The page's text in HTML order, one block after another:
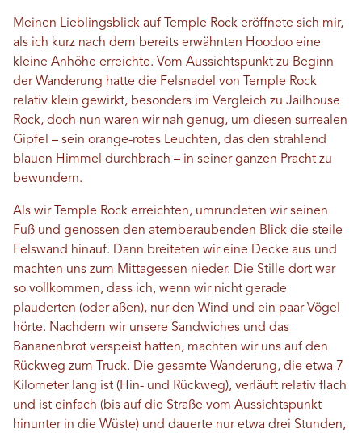
Meinen Lieblingsblick auf Temple Rock eröffnete sich mir,
als ich kurz nach dem bereits erwähnten Hoodoo eine
kleine Anhöhe erreichte. Vom Aussichtspunkt zu Beginn
der Wanderung hatte die Felsnadel von Temple Rock
relativ klein gewirkt, besonders im Vergleich zu Jailhouse
Rock, doch nun waren wir nah genug, um diesen surrealen
Gipfel – sein orange-rotes Leuchten, das den strahlend
blauen Himmel durchbrach – in seiner ganzen Pracht zu
bewundern.
Als wir Temple Rock erreichten, umrundeten wir seinen
Fuß und genossen den atemberaubenden Blick die steile
Felswand hinauf. Dann breiteten wir eine Decke aus und
machten uns zum Mittagessen nieder. Die Stille dort war
so vollkommen, dass ich, wenn wir nicht gerade
plauderten (oder aßen), nur den Wind und ein paar Vögel
hörte. Nachdem wir unsere Sandwiches und das
Bananenbrot verspeist hatten, machten wir uns auf den
Rückweg zum Truck. Die gesamte Wanderung, die etwa 7
Kilometer lang ist (Hin- und Rückweg), verläuft relativ flach
und ist einfach (bis auf die Straße vom Aussichtspunkt
hinunter in die Wüste) und dauerte nur etwa drei Stunden,